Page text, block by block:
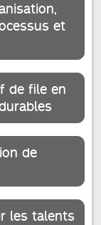
et
de file en
de
les talents